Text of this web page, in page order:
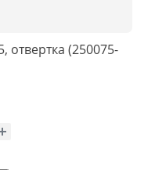
отвертка (250075-